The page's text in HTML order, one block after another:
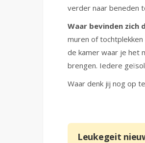
verder naar beneden
Waar bevinden zich
muren of tochtplekken
de kamer waar je het
brengen. Iedere
Waar denk jij nog op
Leukegeit